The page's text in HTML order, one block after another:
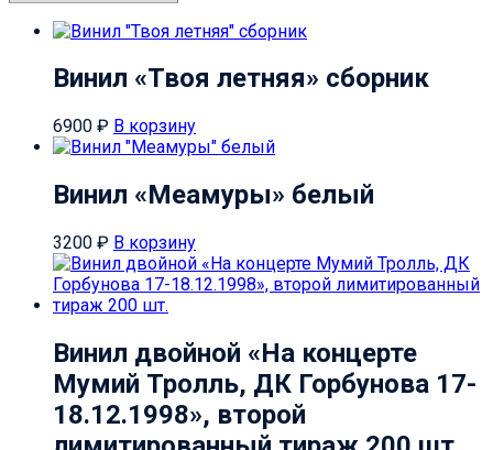
Винил «Твоя летняя» сборник
6900 ₽ В корзину
Винил «Меамуры» белый
3200 ₽ В корзину
Винил двойной «На концерте
Мумий Тролль, ДК Горбунова 17-
18.12.1998», второй